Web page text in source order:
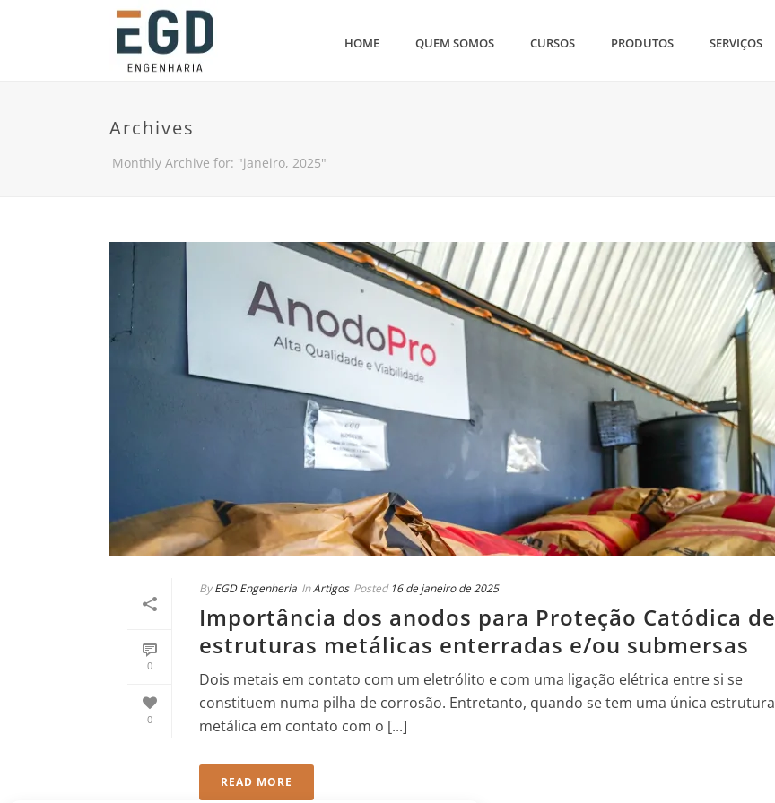
HOME QUEM SOMOS CURSOS PRODUTOS SERVIÇOS
Archives
Monthly Archive for: "janeiro, 2025"
0
0
By EGD Engenheria InArtigos Posted 16 de janeiro de 2025
Importância dos anodos para Proteção Catódica de
estruturas metálicas enterradas e/ou submersas
Dois metais em contato com um eletrólito e com uma ligação elétrica entre si se
constituem numa pilha de corrosão. Entretanto, quando se tem uma única estrutura
metálica em contato com o [...]
READ MORE